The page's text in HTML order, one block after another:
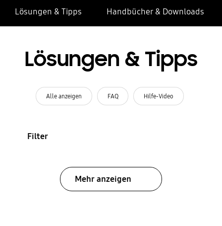
Lösungen & Tipps Handbücher & Downloads
Lösungen & Tipps
Alle anzeigen FAQ Hilfe-Video
Filter
Mehr anzeigen